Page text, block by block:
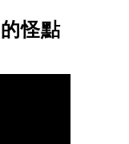
怪點